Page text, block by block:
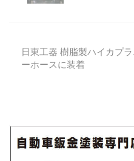
ね！？ このプラグの種類はエ
アーツールの差込口によって2
種類あります。 それでは種類
日東工器 樹脂製ハイカプ
ーホースに装着